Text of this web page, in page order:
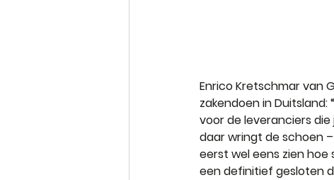
Enrico Kretschmar van
zakendoen in
voor de leveranciers
daar wringt de schoen
eerst wel eens zien hoe
een definitief gesloten